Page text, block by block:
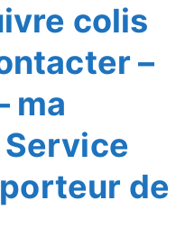
colis
–
ma
Service
de